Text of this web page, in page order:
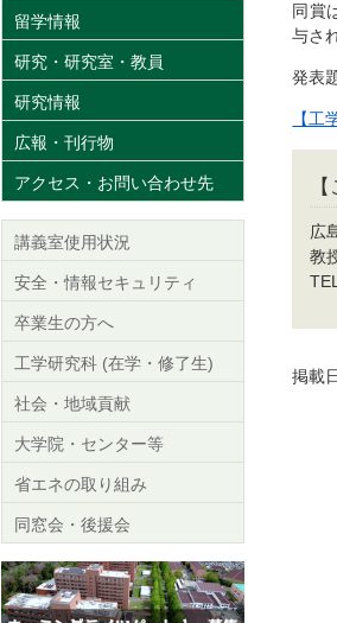
同賞
与さ
発表
【工
広
教
掲載
留学情報
研究・研究室・教員
研究情報
広報・刊行物
アクセス・お問い合わせ先
講義室使用状況
安全・情報セキュリティ
卒業生の方へ
工学研究科 (在学・修了生)
社会・地域貢献
大学院・センター等
省エネの取り組み
同窓会・後援会